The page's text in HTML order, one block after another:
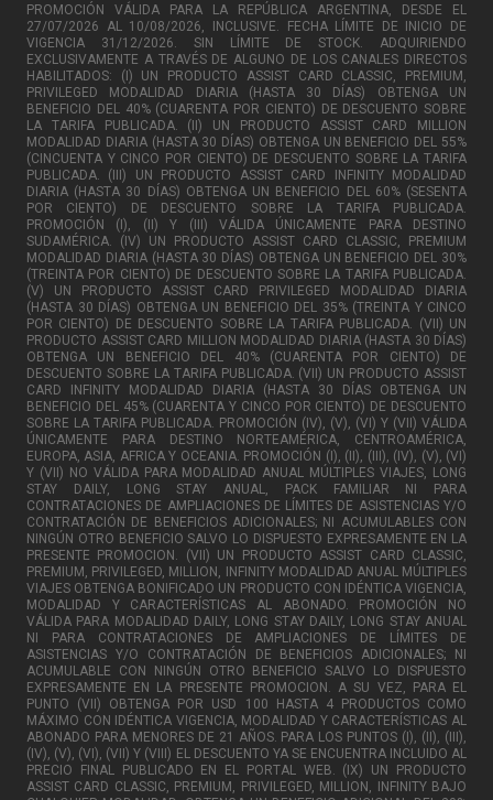
PROMOCIÓN VÁLIDA PARA LA REPÚBLICA ARGENTINA, DESDE EL
27/07/2026 AL 10/08/2026, INCLUSIVE. FECHA LÍMITE DE INICIO DE
VIGENCIA 31/12/2026. SIN LÍMITE DE STOCK. ADQUIRIENDO
EXCLUSIVAMENTE A TRAVÉS DE ALGUNO DE LOS CANALES DIRECTOS
HABILITADOS: (I) UN PRODUCTO ASSIST CARD CLASSIC, PREMIUM,
PRIVILEGED MODALIDAD DIARIA (HASTA 30 DÍAS) OBTENGA UN
BENEFICIO DEL 40% (CUARENTA POR CIENTO) DE DESCUENTO SOBRE
LA TARIFA PUBLICADA. (II) UN PRODUCTO ASSIST CARD MILLION
MODALIDAD DIARIA (HASTA 30 DÍAS) OBTENGA UN BENEFICIO DEL 55%
(CINCUENTA Y CINCO POR CIENTO) DE DESCUENTO SOBRE LA TARIFA
PUBLICADA. (III) UN PRODUCTO ASSIST CARD INFINITY MODALIDAD
DIARIA (HASTA 30 DÍAS) OBTENGA UN BENEFICIO DEL 60% (SESENTA
POR CIENTO) DE DESCUENTO SOBRE LA TARIFA PUBLICADA.
PROMOCIÓN (I), (II) Y (III) VÁLIDA ÚNICAMENTE PARA DESTINO
SUDAMÉRICA. (IV) UN PRODUCTO ASSIST CARD CLASSIC, PREMIUM
MODALIDAD DIARIA (HASTA 30 DÍAS) OBTENGA UN BENEFICIO DEL 30%
(TREINTA POR CIENTO) DE DESCUENTO SOBRE LA TARIFA PUBLICADA.
(V) UN PRODUCTO ASSIST CARD PRIVILEGED MODALIDAD DIARIA
(HASTA 30 DÍAS) OBTENGA UN BENEFICIO DEL 35% (TREINTA Y CINCO
POR CIENTO) DE DESCUENTO SOBRE LA TARIFA PUBLICADA. (VII) UN
PRODUCTO ASSIST CARD MILLION MODALIDAD DIARIA (HASTA 30 DÍAS)
OBTENGA UN BENEFICIO DEL 40% (CUARENTA POR CIENTO) DE
DESCUENTO SOBRE LA TARIFA PUBLICADA. (VII) UN PRODUCTO ASSIST
CARD INFINITY MODALIDAD DIARIA (HASTA 30 DÍAS OBTENGA UN
BENEFICIO DEL 45% (CUARENTA Y CINCO POR CIENTO) DE DESCUENTO
SOBRE LA TARIFA PUBLICADA. PROMOCIÓN (IV), (V), (VI) Y (VII) VÁLIDA
ÚNICAMENTE PARA DESTINO NORTEAMÉRICA, CENTROAMÉRICA,
EUROPA, ASIA, AFRICA Y OCEANIA. PROMOCIÓN (I), (II), (III), (IV), (V), (VI)
Y (VII) NO VÁLIDA PARA MODALIDAD ANUAL MÚLTIPLES VIAJES, LONG
STAY DAILY, LONG STAY ANUAL, PACK FAMILIAR NI PARA
CONTRATACIONES DE AMPLIACIONES DE LÍMITES DE ASISTENCIAS Y/O
CONTRATACIÓN DE BENEFICIOS ADICIONALES; NI ACUMULABLES CON
NINGÚN OTRO BENEFICIO SALVO LO DISPUESTO EXPRESAMENTE EN LA
PRESENTE PROMOCION. (VII) UN PRODUCTO ASSIST CARD CLASSIC,
PREMIUM, PRIVILEGED, MILLION, INFINITY MODALIDAD ANUAL MÚLTIPLES
VIAJES OBTENGA BONIFICADO UN PRODUCTO CON IDÉNTICA VIGENCIA,
MODALIDAD Y CARACTERÍSTICAS AL ABONADO. PROMOCIÓN NO
VÁLIDA PARA MODALIDAD DAILY, LONG STAY DAILY, LONG STAY ANUAL
NI PARA CONTRATACIONES DE AMPLIACIONES DE LÍMITES DE
ASISTENCIAS Y/O CONTRATACIÓN DE BENEFICIOS ADICIONALES; NI
ACUMULABLE CON NINGÚN OTRO BENEFICIO SALVO LO DISPUESTO
EXPRESAMENTE EN LA PRESENTE PROMOCION. A SU VEZ, PARA EL
PUNTO (VII) OBTENGA POR USD 100 HASTA 4 PRODUCTOS COMO
MÁXIMO CON IDÉNTICA VIGENCIA, MODALIDAD Y CARACTERÍSTICAS AL
ABONADO PARA MENORES DE 21 AÑOS. PARA LOS PUNTOS (I), (II), (III),
(IV), (V), (VI), (VII) Y (VIII) EL DESCUENTO YA SE ENCUENTRA INCLUIDO AL
PRECIO FINAL PUBLICADO EN EL PORTAL WEB. (IX) UN PRODUCTO
ASSIST CARD CLASSIC, PREMIUM, PRIVILEGED, MILLION, INFINITY BAJO